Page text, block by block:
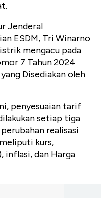
Jenderal
ESDM, Tri Winarno
mengacu pada
7 Tahun 2024
Disediakan oleh
penyesuaian tarif
setiap tiga
realisasi
kurs,
inflasi, dan Harga